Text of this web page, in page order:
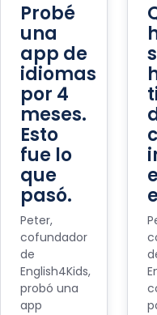
Probé
una
app de
idiomas
por 4
meses.
Esto
fue lo
que
pasó.
Peter,
cofundador
de
English4Kids,
probó una
app